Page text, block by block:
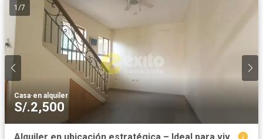
1 /7
Casa·en alquiler
S/.2,500